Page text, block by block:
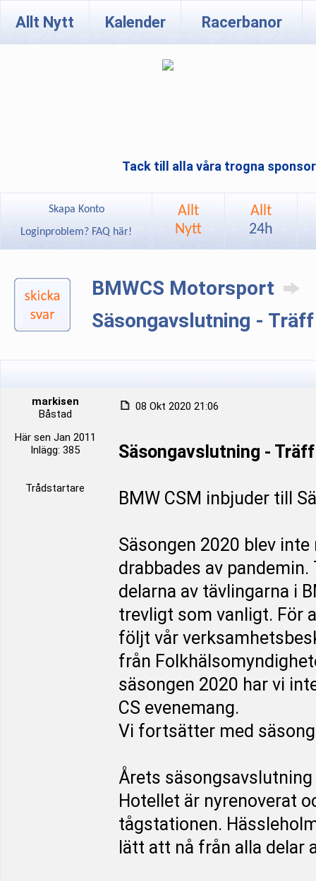
Allt Nytt Kalender Racerbanor
Tack till alla våra trogna
Skapa Konto
Loginproblem? FAQ här!
Allt
Nytt
Allt
24h
BMWCS Motorsport
Säsongavslutning -
markisen
Båstad
Här sen Jan 2011
Inlägg: 385
Trådstartare
08 Okt 2020 21:06
Säsongavslutning -
BMW CSM inbjuder till
Säsongen 2020 blev
drabbades av
delarna av tävlingarna i
trevligt som vanligt. För
följt vår
från
säsongen 2020 har vi
CS evenemang.
Vi fortsätter med
Årets
Hotellet är nyrenoverat
tågstationen.
lätt att nå från alla delar